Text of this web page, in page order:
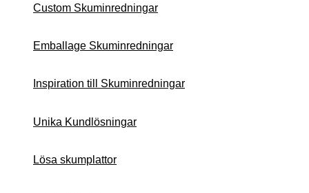
Custom Skuminredningar
Emballage Skuminredningar
Inspiration till Skuminredningar
Unika Kundlösningar
Lösa skumplattor